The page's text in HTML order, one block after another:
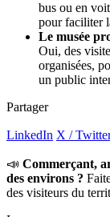
bus ou en
pour faciliter
Le musée
Oui, des
organisées,
un public
Partager
LinkedIn X /
📣 Commerçant,
des environs ?
des visiteurs du